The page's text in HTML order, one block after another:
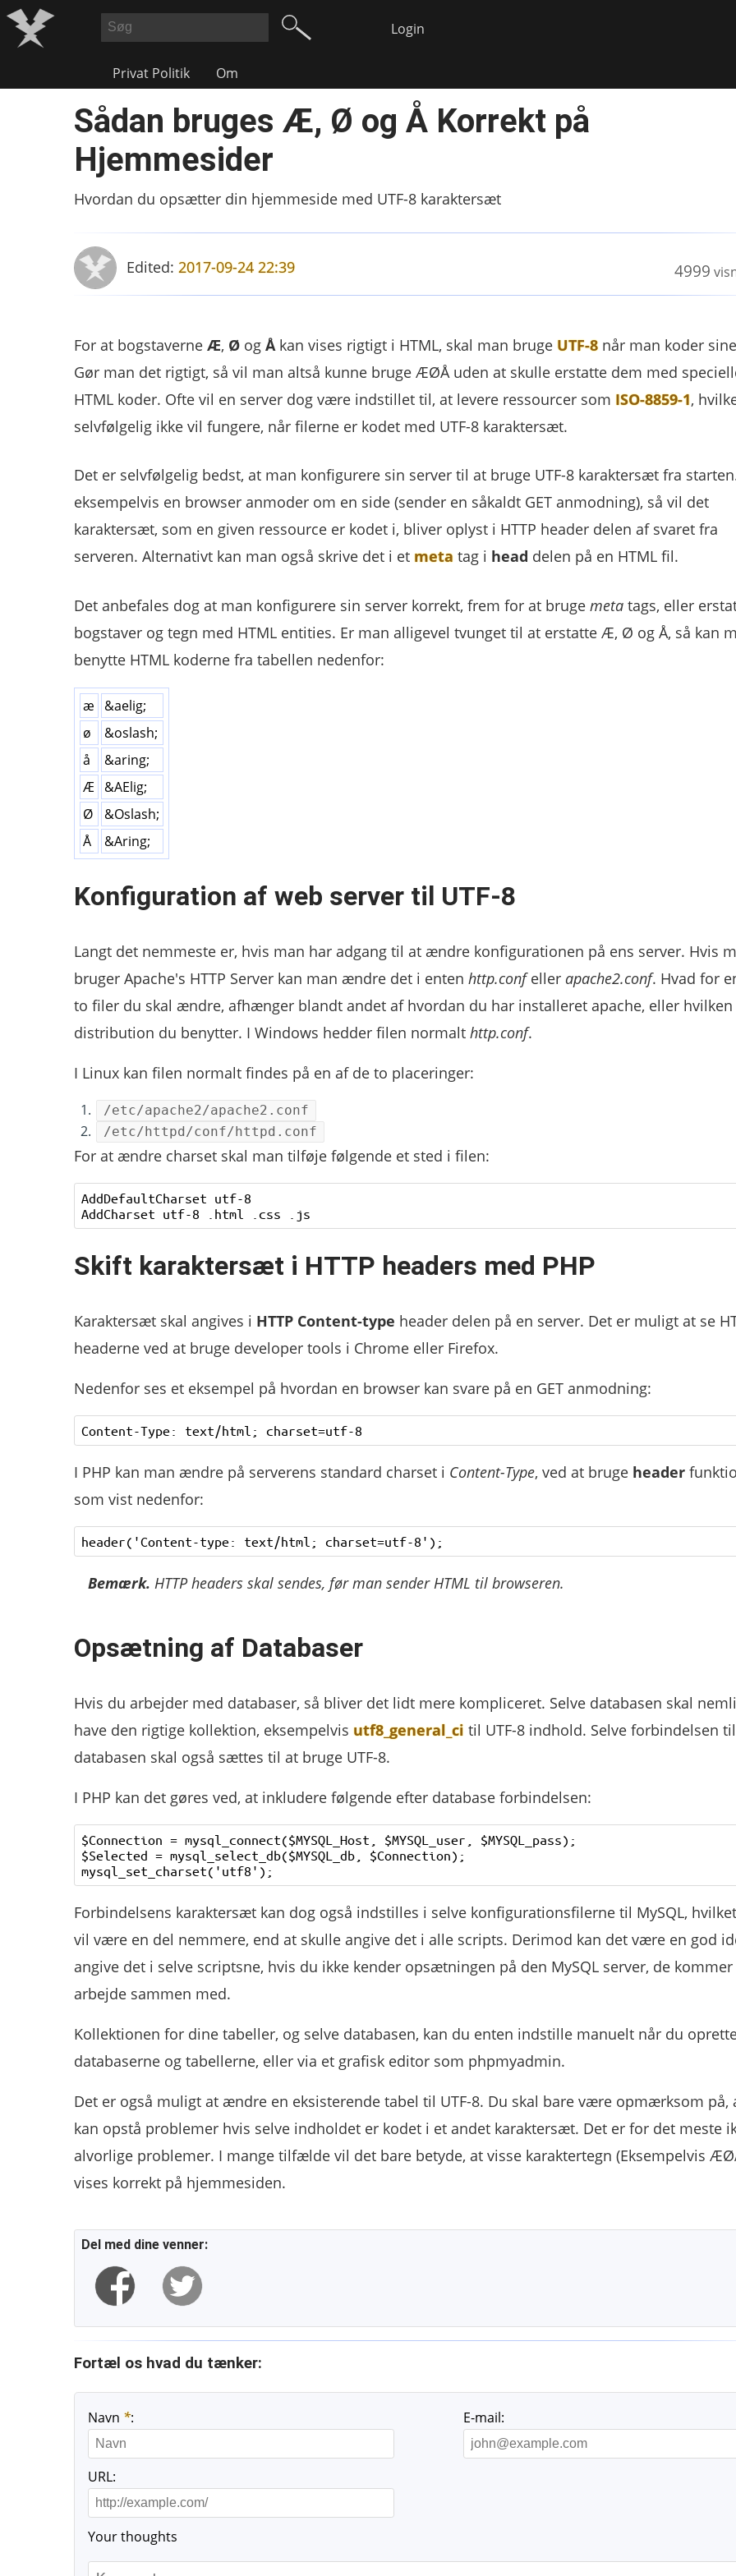
Login
Privat Politik Om
Sådan bruges Æ, Ø og Å Korrekt på
Hjemmesider
Hvordan du opsætter din hjemmeside med UTF-8 karaktersæt
4999
Edited: 2017-09-24 22:39
For at bogstaverne Æ, Øog Åkan vises rigtigt i HTML, skal man bruge UTF-8når man koder
Gør man det rigtigt, så vil man altså kunne bruge ÆØÅ uden at skulle erstatte dem med
HTML koder. Ofte vil en server dog være indstillet til, at levere ressourcer som ISO-8859-1,
selvfølgelig ikke vil fungere, når filerne er kodet med UTF-8 karaktersæt.
Det er selvfølgelig bedst, at man konfigurere sin server til at bruge UTF-8 karaktersæt fra
eksempelvis en browser anmoder om en side (sender en såkaldt GET anmodning), så vil det
karaktersæt, som en given ressource er kodet i, bliver oplyst i HTTP header delen af svaret fra
serveren. Alternativt kan man også skrive det i et metatag i head delen på en HTML fil.
Det anbefales dog at man konfigurere sin server korrekt, frem for at bruge metatags, eller
bogstaver og tegn med HTML entities. Er man alligevel tvunget til at erstatte Æ, Ø og Å, så kan
benytte HTML koderne fra tabellen nedenfor:
æ
&aelig;
ø
&oslash;
å
&aring;
Æ
&AElig;
Ø
&Oslash;
Å
&Aring;
Konfiguration af web server til UTF-8
Langt det nemmeste er, hvis man har adgang til at ændre konfigurationen på ens server. Hvis
bruger Apache's HTTP Server kan man ændre det i enten http.confeller apache2.conf. Hvad for
to filer du skal ændre, afhænger blandt andet af hvordan du har installeret apache, eller hvilken
distribution du benytter. I Windows hedder filen normalt http.conf.
I Linux kan filen normalt findes på en af de to placeringer:
/etc/apache2/apache2.conf
/etc/httpd/conf/httpd.conf
For at ændre charset skal man tilføje følgende et sted i filen:
AddDefaultCharset utf-8
Skift karaktersæt i HTTP headers med PHP
Karaktersæt skal angives i HTTP Content-type header delen på en server. Det er muligt at se
headerne ved at bruge developer tools i Chrome eller Firefox.
Nedenfor ses et eksempel på hvordan en browser kan svare på en GET anmodning:
I PHP kan man ændre på serverens standard charset i Content-Type, ved at bruge header
som vist nedenfor:
Bemærk. HTTP headers skal sendes, før man sender HTML til browseren.
Opsætning af Databaser
Hvis du arbejder med databaser, så bliver det lidt mere kompliceret. Selve databasen skal
have den rigtige kollektion, eksempelvis utf8_general_ci til UTF-8 indhold. Selve forbindelsen til
databasen skal også sættes til at bruge UTF-8.
I PHP kan det gøres ved, at inkludere følgende efter database forbindelsen:
$Connection = mysql_connect($MYSQL_Host, $MYSQL_user, $MYSQL_pass);
$Selected = mysql_select_db($MYSQL_db, $Connection);
Forbindelsens karaktersæt kan dog også indstilles i selve konfigurationsfilerne til MySQL,
vil være en del nemmere, end at skulle angive det i alle scripts. Derimod kan det være en god
angive det i selve scriptsne, hvis du ikke kender opsætningen på den MySQL server, de
arbejde sammen med.
Kollektionen for dine tabeller, og selve databasen, kan du enten indstille manuelt når du
databaserne og tabellerne, eller via et grafisk editor som phpmyadmin.
Det er også muligt at ændre en eksisterende tabel til UTF-8. Du skal bare være opmærksom på,
kan opstå problemer hvis selve indholdet er kodet i et andet karaktersæt. Det er for det meste
alvorlige problemer. I mange tilfælde vil det bare betyde, at visse karaktertegn (Eksempelvis
vises korrekt på hjemmesiden.
Del med dine venner:
Fortæl os hvad du tænker:
Navn *: E-mail:
URL:
Your thoughts